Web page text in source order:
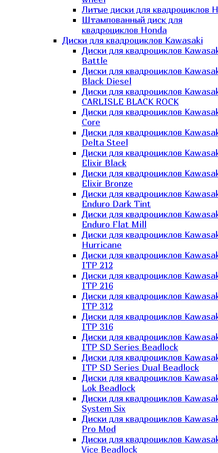
Литые диски для квадроциклов
Штампованный диск для
квадроциклов Honda
Диски для квадроциклов Kawasaki
Диски для квадроциклов
Battle
Диски для квадроциклов
Black Diesel
Диски для квадроциклов
CARLISLE BLACK ROCK
Диски для квадроциклов
Core
Диски для квадроциклов
Delta Steel
Диски для квадроциклов
Elixir Black
Диски для квадроциклов
Elixir Bronze
Диски для квадроциклов
Enduro Dark Tint
Диски для квадроциклов
Enduro Flat Mill
Диски для квадроциклов
Hurricane
Диски для квадроциклов
ITP 212
Диски для квадроциклов
ITP 216
Диски для квадроциклов
ITP 312
Диски для квадроциклов
ITP 316
Диски для квадроциклов
ITP SD Series Beadlock
Диски для квадроциклов
ITP SD Series Dual Beadlock
Диски для квадроциклов
Lok Beadlock
Диски для квадроциклов
System Six
Диски для квадроциклов
Pro Mod
Диски для квадроциклов
Vice Beadlock